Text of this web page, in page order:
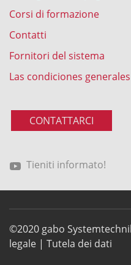
Corsi di formazione
Contatti
Fornitori del sistema
Las condiciones
CONTATTARCI
Tieniti informato!
©2020 gabo
legale | Tutela dei dati